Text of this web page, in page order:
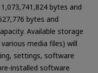
bytes and
bytes and
Available storage
media files) will
settings, software
installed software